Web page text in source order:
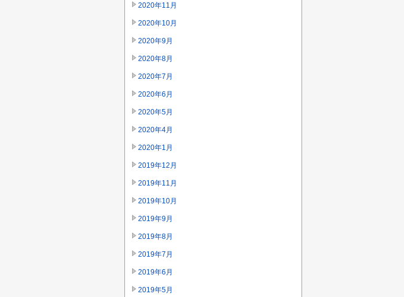
2020年11月
2020年10月
2020年9月
2020年8月
2020年7月
2020年6月
2020年5月
2020年4月
2020年1月
2019年12月
2019年11月
2019年10月
2019年9月
2019年8月
2019年7月
2019年6月
2019年5月